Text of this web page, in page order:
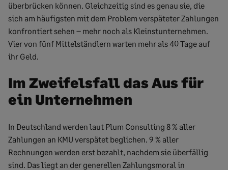
überbrücken können. Gleichzeitig sind es genau sie, die
sich am häufigsten mit dem Problem verspäteter Zahlungen
konfrontiert sehen – mehr noch als Kleinstunternehmen.
Vier von fünf Mittelständlern warten mehr als 40 Tage auf
ihr Geld.
Im Zweifelsfall das Aus für
ein Unternehmen
In Deutschland werden laut Plum Consulting 8 % aller
Zahlungen an KMU verspätet beglichen. 9 % aller
Rechnungen werden erst bezahlt, nachdem sie überfällig
sind. Das liegt an der generellen Zahlungsmoral in